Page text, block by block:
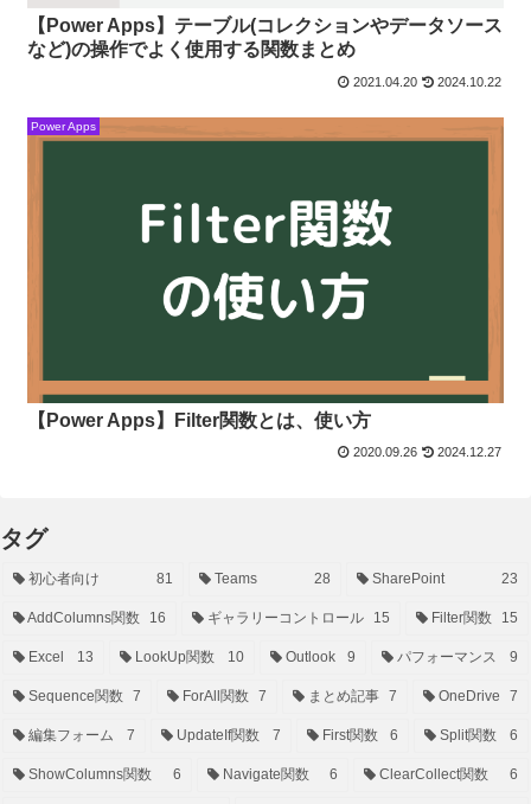
【Power Apps】テーブル(コレクションやデータソース
など)の操作でよく使用する関数まとめ
2021.04.20 2024.10.22
Power Apps
【Power Apps】Filter関数とは、使い方
2020.09.26 2024.12.27
タグ
初心者向け 81 Teams 28 SharePoint 23
AddColumns関数 16 ギャラリーコントロール 15 Filter関数 15
Excel 13 LookUp関数 10 Outlook 9 パフォーマンス 9
Sequence関数 7 ForAll関数 7 まとめ記事 7 OneDrive 7
編集フォーム 7 UpdateIf関数 7 First関数 6 Split関数 6
ShowColumns関数 6 Navigate関数 6 ClearCollect関数 6